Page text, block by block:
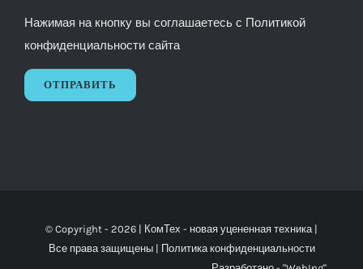
Нажимая на кнопку вы соглашаетесь с Политикой
конфиденциальности сайта
© Copyright - 2026 | КомТех - новая уцененная техника |
Все права защищены | Политика конфиденциальности